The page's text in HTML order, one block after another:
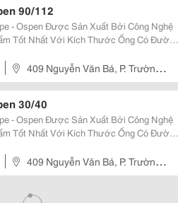
90/112
- Ospen Được Sản Xuất Bởi Công Nghệ
Tốt Nhất Với Kích Thước Ống Có Đường
Kiệ409 Nguyễn Văn Bá, P. Trường
30/40
- Ospen Được Sản Xuất Bởi Công Nghệ
Tốt Nhất Với Kích Thước Ống Có Đường
Kiệ409 Nguyễn Văn Bá, P. Trường